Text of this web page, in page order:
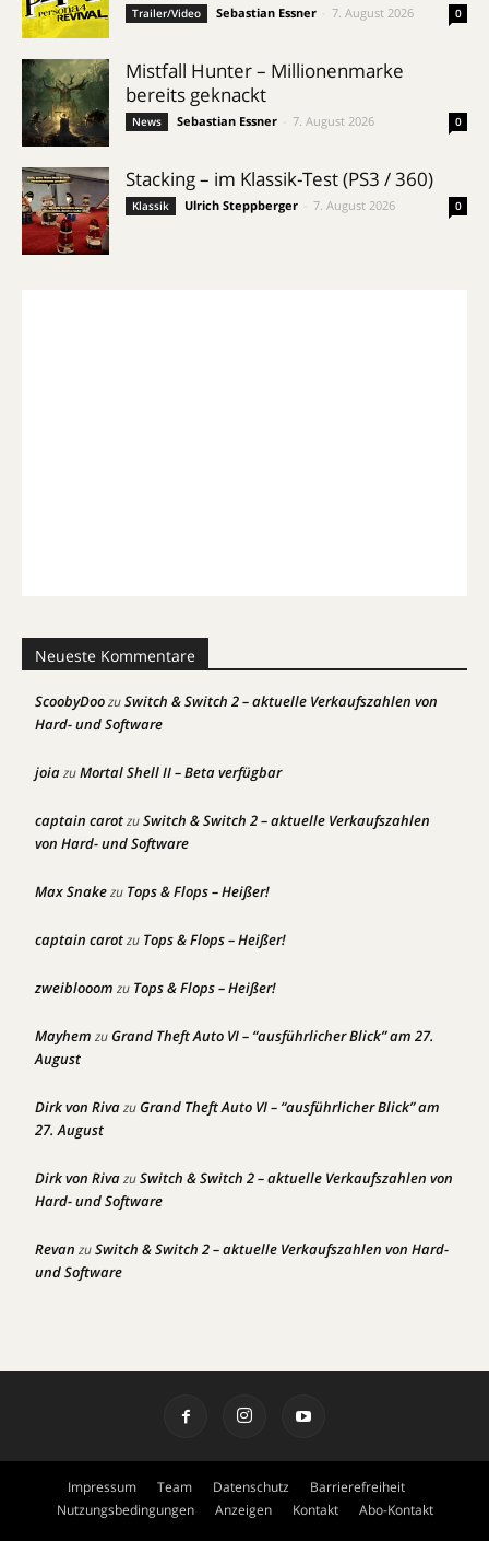
Trailer/Video Sebastian Essner 7. August 2026 0
Mistfall Hunter – Millionenmarke
bereits geknackt
News Sebastian Essner 7. August 2026 0
Stacking – im Klassik-Test (PS3 / 360)
Klassik Ulrich Steppberger 7. August 2026 0
Neueste Kommentare
ScoobyDoozuSwitch & Switch 2 – aktuelle Verkaufszahlen von
Hard- und Software
joiazuMortal Shell II – Beta verfügbar
captain carotzuSwitch & Switch 2 – aktuelle Verkaufszahlen
von Hard- und Software
Max Snakezu Tops & Flops – Heißer!
captain carotzu Tops & Flops – Heißer!
zweiblooom zu Tops & Flops – Heißer!
Mayhem zuGrand Theft Auto VI – “ausführlicher Blick” am 27.
August
Dirk von RivazuGrand Theft Auto VI – “ausführlicher Blick” am
27. August
Dirk von RivazuSwitch & Switch 2 – aktuelle Verkaufszahlen von
Hard- und Software
Revan zuSwitch & Switch 2 – aktuelle Verkaufszahlen von Hard-
und Software
Impressum Team Datenschutz
Barrierefreiheit
Nutzungsbedingungen
Anzeigen Kontakt Abo-Kontakt